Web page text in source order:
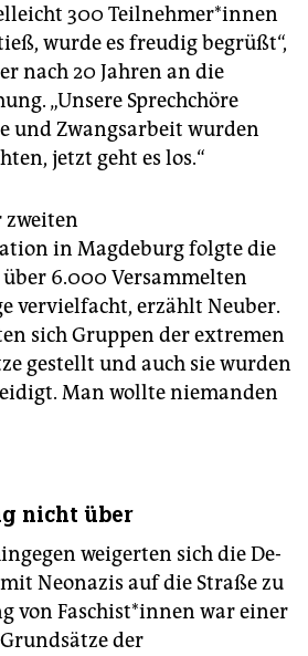
300 Teil­neh­me­r*in­nen
wurde es freudig begrüßt“,
nach 20 Jahren an die
„Unsere Sprechchöre
und Zwangsarbeit wurden
jetzt geht es los.“
zweiten
in Magdeburg folgte die
6.000 Versammelten
vervielfacht, erzählt Neuber.
sich Gruppen der extremen
gestellt und auch sie wurden
Man wollte niemanden
nicht über
weigerten sich die De­
Neonazis auf die Straße zu
von Fa­schis­t*in­nen war einer
der